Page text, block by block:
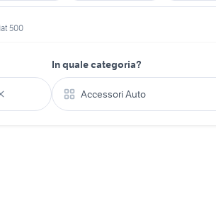
500
In quale categoria?
Accessori Auto